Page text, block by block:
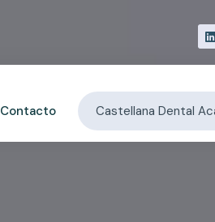
Contacto Castellana Dental